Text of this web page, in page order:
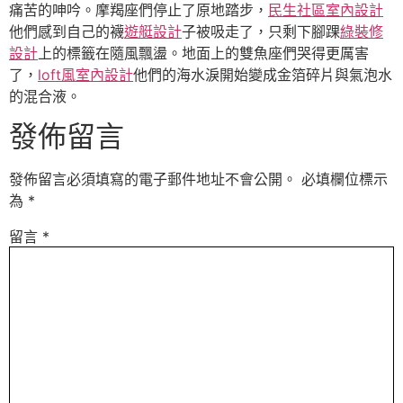
痛苦的呻吟。摩羯座們停止了原地踏步， 民生社區室內設計
他們感到自己的襪遊艇設計子被吸走了，只剩下腳踝綠裝修
設計上的標籤在隨風飄盪。地面上的雙魚座們哭得更厲害
了， loft風室內設計他們的海水淚開始變成金箔碎片與氣泡水
的混合液。
發佈留言
發佈留言必須填寫的電子郵件地址不會公開。 必填欄位標示
為 *
留言 *